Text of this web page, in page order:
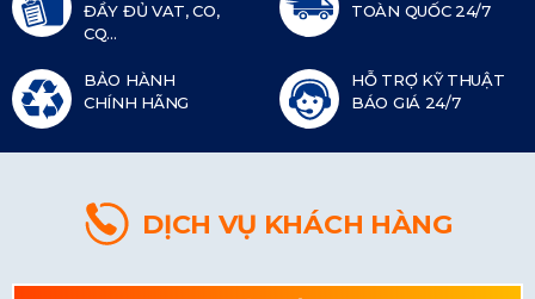
ĐẦY ĐỦ VAT, CO,
CQ...
TOÀN QUỐC 24/7
BẢO HÀNH
CHÍNH HÃNG
HỖ TRỢ KỸ THUẬT
BÁO GIÁ 24/7
DỊCH VỤ KHÁCH HÀNG